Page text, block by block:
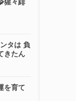
猩々緋
タは 負
きたん
を育て